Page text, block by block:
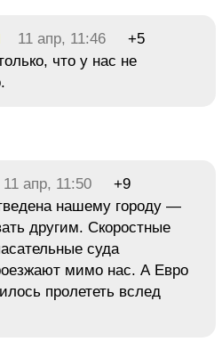
11 апр, 11:46
+5
что у нас не
11 апр, 11:50
+9
нашему городу —
другим. Скоростные
суда
мимо нас. А Евро
пролететь вслед